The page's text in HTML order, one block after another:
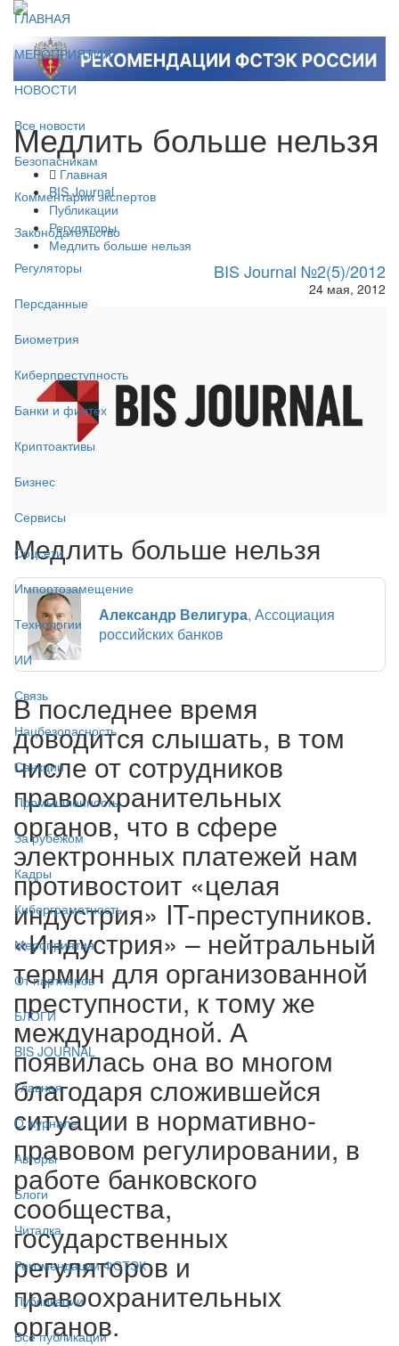
ГЛАВНАЯ
МЕРОПРИЯТИЯ
НОВОСТИ
Все новости
Безопасникам
Комментарии экспертов
Законодательство
Регуляторы
Персданные
Биометрия
Киберпреступность
Банки и финтех
Криптоактивы
Бизнес
Сервисы
Соцсети
Импортозамещение
Технологии
ИИ
Связь
Нацбезопасность
Санкции
Промышленность
За рубежом
Кадры
Киберграмотность
Мероприятия
От партнёров
БЛОГИ
BIS JOURNAL
Главная
О журнале
Авторы
Блоги
Читалка
Рекомендации ФСТЭК
Публикации
Все публикации
Медлить больше нельзя
Главная
BIS Journal
Публикации
Регуляторы
Медлить больше нельзя
BIS Journal №2(5)/2012
24 мая, 2012
Медлить больше нельзя
Александр Велигура, Ассоциация
российских банков
В последнее время
доводится слышать, в том
числе от сотрудников
правоохранительных
органов, что в сфере
электронных платежей нам
противостоит «целая
индустрия» IT-преступников.
«Индустрия» – нейтральный
термин для организованной
преступности, к тому же
международной. А
появилась она во многом
благодаря сложившейся
ситуации в нормативно-
правовом регулировании, в
работе банковского
сообщества,
государственных
регуляторов и
правоохранительных
органов.